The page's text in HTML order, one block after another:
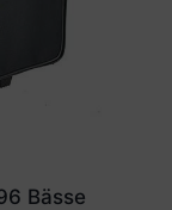
Bässe